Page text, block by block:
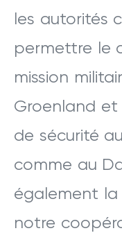
les autorités
permettre le
mission
Groenland et
de sécurité
comme au
également la
notre